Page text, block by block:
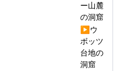
ー山麓
の洞窟
▶ウ
ボッツ
台地の
洞窟